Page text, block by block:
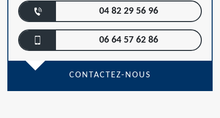
04 82 29 56 96
06 64 57 62 86
CONTACTEZ-NOUS